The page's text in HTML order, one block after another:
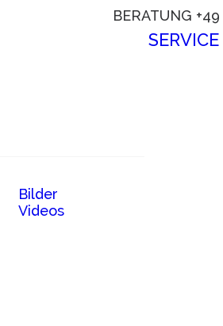
BERATUNG
Bilder
Videos
SERVICE